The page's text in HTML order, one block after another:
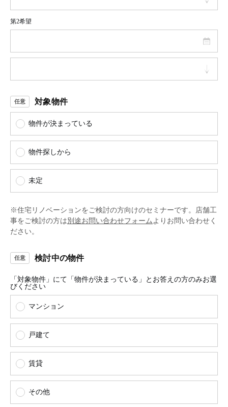
第2希望
対象物件
物件が決まっている
物件探しから
未定
※住宅リノベーションをご検討の方向けのセミナーです。店舗工
事をご検討の方は別途お問い合わせフォームよりお問い合わせく
ださい。
検討中の物件
「対象物件」にて「物件が決まっている」とお答えの方のみお選
びください
マンション
戸建て
賃貸
その他